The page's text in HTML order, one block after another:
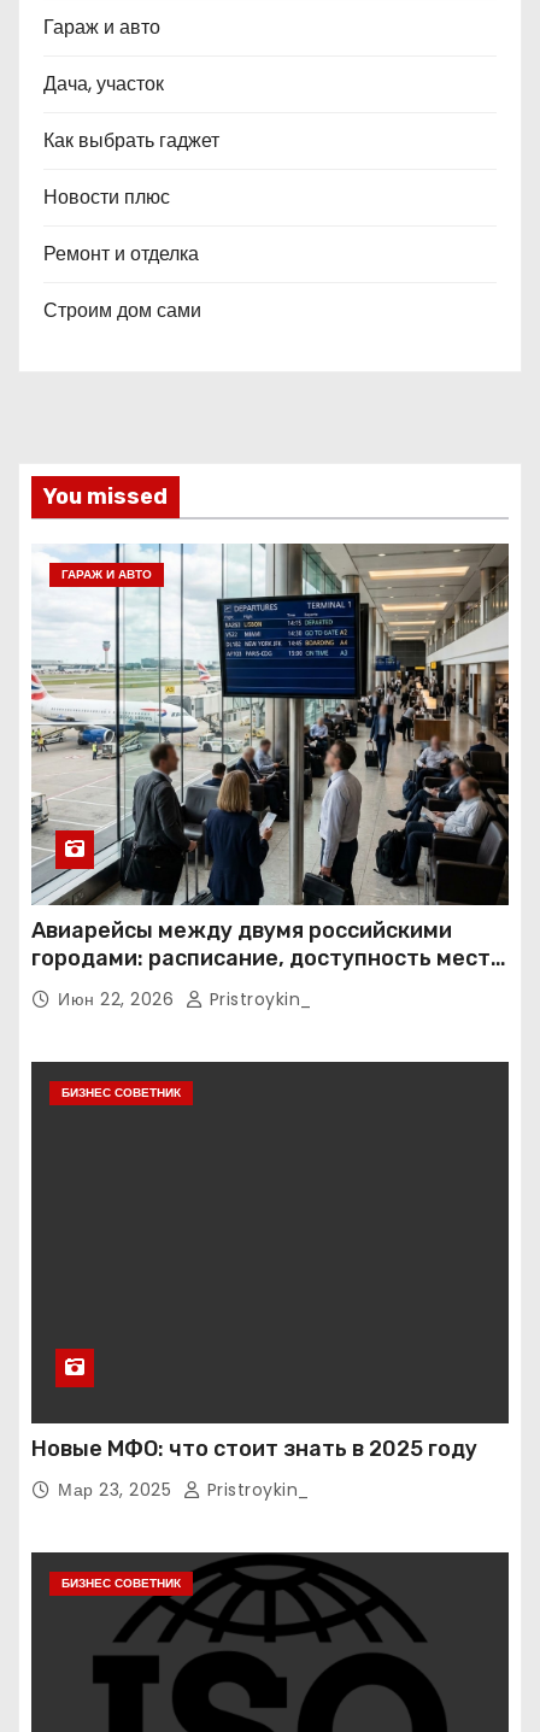
Гараж и авто
Дача, участок
Как выбрать гаджет
Новости плюс
Ремонт и отделка
Строим дом сами
You missed
ГАРАЖ И АВТО
Авиарейсы между двумя российскими
городами: расписание, доступность мест и
тарифные условия
Июн 22, 2026 Pristroykin_
БИЗНЕС СОВЕТНИК
Новые МФО: что стоит знать в 2025 году
Мар 23, 2025 Pristroykin_
БИЗНЕС СОВЕТНИК